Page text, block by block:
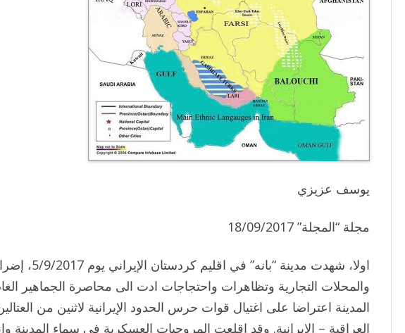
يوسف عزيزي
مجلة “المجلة” 18/09/2017
اولا، شهدت مدينة
والمحلات التجارية وتظاهرات واحتجاجات ادت الى محاصرة الجماهير
المدينة اعتراضا على اغتيال قوات حرس الحدود الإيرانية لاثنين من
العراقية – الإيرانية. وقد اقلعت المروحيات العسكرية في سماء المدينة